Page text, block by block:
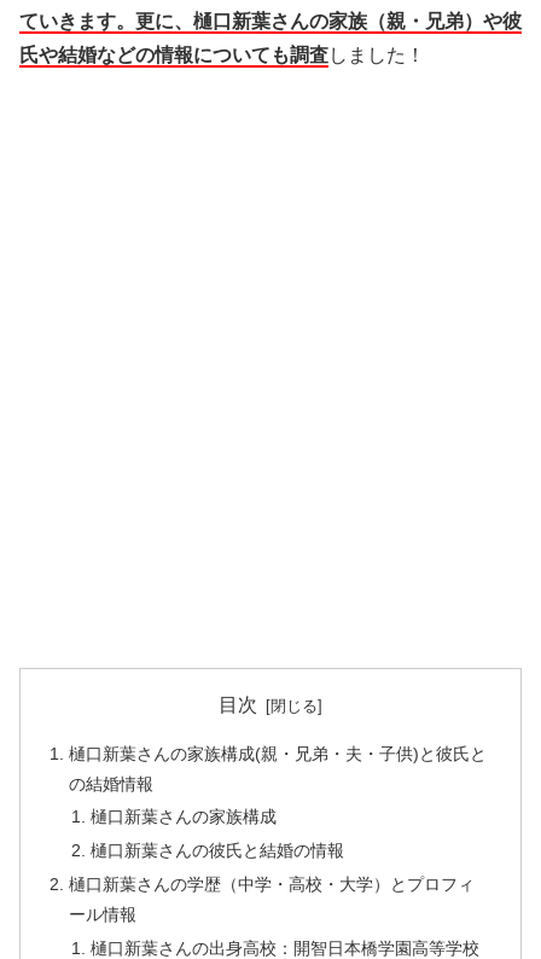
ていきます。更に、樋口新葉さんの家族（親・兄弟）や彼
氏や結婚などの情報についても調査しました！
目次
樋口新葉さんの家族構成(親・兄弟・夫・子供)と彼氏と
の結婚情報
樋口新葉さんの家族構成
樋口新葉さんの彼氏と結婚の情報
樋口新葉さんの学歴（中学・高校・大学）とプロフィ
ール情報
樋口新葉さんの出身高校：開智日本橋学園高等学校